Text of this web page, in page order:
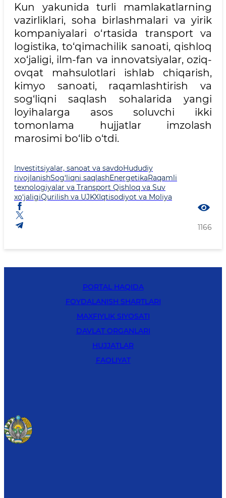
Kun yakunida turli mamlakatlarning
vazirliklari, soha birlashmalari va yirik
kompaniyalari o‘rtasida transport va
logistika, to‘qimachilik sanoati, qishloq
xo‘jaligi, ilm-fan va innovatsiyalar, oziq-
ovqat mahsulotlari ishlab chiqarish,
kimyo sanoati, raqamlashtirish va
sog‘liqni saqlash sohalarida yangi
loyihalarga asos soluvchi ikki
tomonlama hujjatlar imzolash
marosimi bo‘lib o‘tdi.
Investitsiyalar, sanoat va savdoHududiy
rivojlanishSog‘liqni saqlashEnergetikaRaqamli
texnologiyalar va Transport Qishloq va Suv
xo‘jaligiQurilish va UJKXIqtisodiyot va Moliya
1166
PORTAL HAQIDA
FOYDALANISH SHARTLARI
MAXFIYLIK SIYOSATI
DAVLAT ORGANLARI
HUJJATLAR
FAOLIYAT